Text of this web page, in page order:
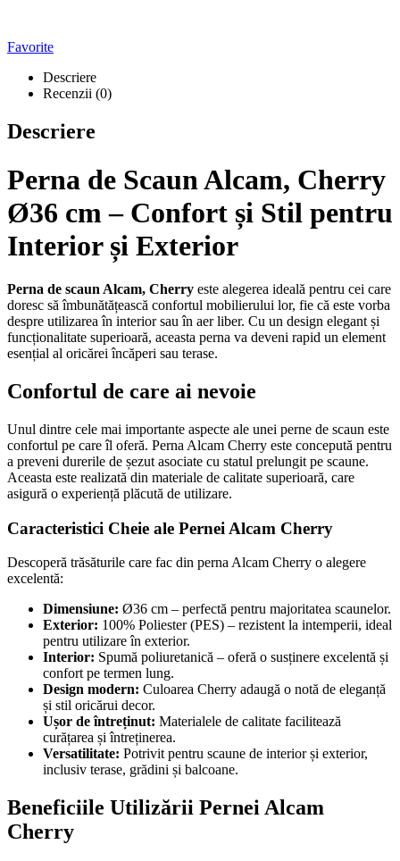
Favorite
Descriere
Recenzii (0)
Descriere
Perna de Scaun Alcam, Cherry
Ø36 cm – Confort și Stil pentru
Interior și Exterior
Perna de scaun Alcam, Cherry este alegerea ideală pentru cei care
doresc să îmbunătățească confortul mobilierului lor, fie că este vorba
despre utilizarea în interior sau în aer liber. Cu un design elegant și
funcționalitate superioară, aceasta perna va deveni rapid un element
esențial al oricărei încăperi sau terase.
Confortul de care ai nevoie
Unul dintre cele mai importante aspecte ale unei perne de scaun este
confortul pe care îl oferă. Perna Alcam Cherry este concepută pentru
a preveni durerile de șezut asociate cu statul prelungit pe scaune.
Aceasta este realizată din materiale de calitate superioară, care
asigură o experiență plăcută de utilizare.
Caracteristici Cheie ale Pernei Alcam Cherry
Descoperă trăsăturile care fac din perna Alcam Cherry o alegere
excelentă:
Dimensiune: Ø36 cm – perfectă pentru majoritatea scaunelor.
Exterior: 100% Poliester (PES) – rezistent la intemperii, ideal
pentru utilizare în exterior.
Interior: Spumă poliuretanică – oferă o susținere excelentă și
confort pe termen lung.
Design modern: Culoarea Cherry adaugă o notă de eleganță
și stil oricărui decor.
Ușor de întreținut: Materialele de calitate facilitează
curățarea și întreținerea.
Versatilitate: Potrivit pentru scaune de interior și exterior,
inclusiv terase, grădini și balcoane.
Beneficiile Utilizării Pernei Alcam
Cherry